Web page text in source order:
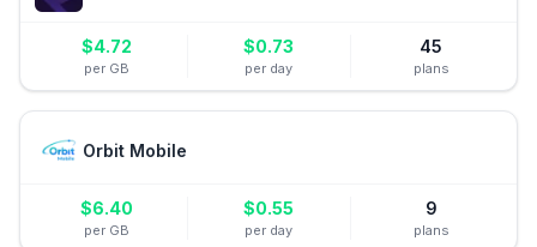
$4.72
per GB
$0.73
per day
45
plans
Orbit Mobile
$6.40
per GB
$0.55
per day
9
plans